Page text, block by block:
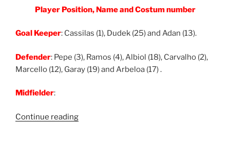
Player Position, Name and Costum number
Goal Keeper: Cassilas (1), Dudek (25) and Adan (13).
Defender: Pepe (3), Ramos (4), Albiol (18), Carvalho (2),
Marcello (12), Garay (19) and Arbeloa (17) .
Midfielder:
Continue reading“Hala